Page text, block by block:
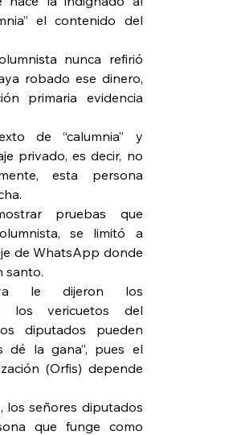
el contenido del
nunca refirió
robado ese dinero,
primaria evidencia
de “calumnia” y
privado, es decir, no
esta persona
pruebas que
se limitó a
de WhatsApp donde
santo.
ya le dijeron los
los vericuetos del
diputados pueden
dé la gana”, pues el
(Orfis) depende
los señores diputados
que funge como